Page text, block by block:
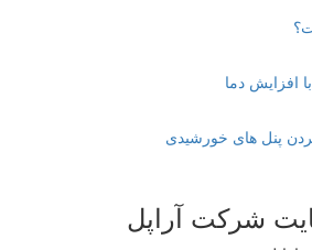
افزایش دما
پنل های خورشیدی
شرکت آراپل